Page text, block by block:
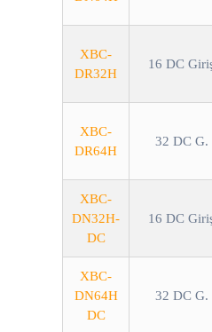
XBC-
DR32H
16 DC
XBC-
DR64H
32 DC G.
XBC-
DN32H-
DC
16 DC
XBC-
DN64H
DC
32 DC G.